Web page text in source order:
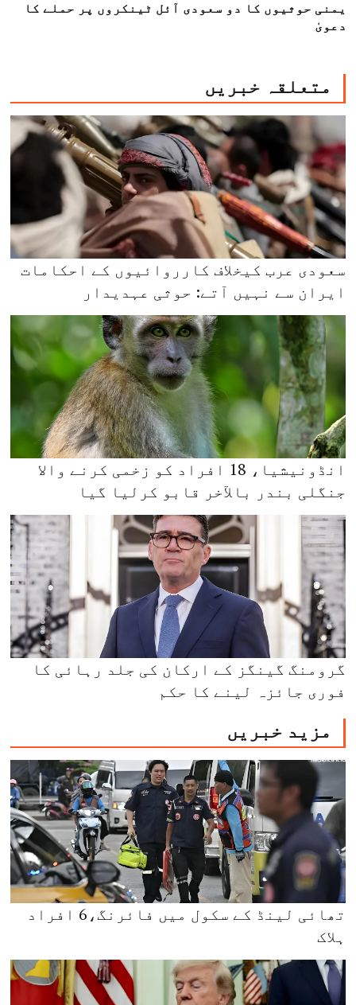
یمنی حوثیوں کا دو سعودی آئل ٹینکروں پر حملے کا
دعویٰ
متعلقہ خبریں
سعودی عرب کیخلاف کارروائیوں کے احکامات
ایران سے نہیں آتے: حوثی عہدیدار
انڈونیشیا، 18 افراد کو زخمی کرنے والا
جنگلی بندر بالآخر قابو کرلیا گیا
گرومنگ گینگز کے ارکان کی جلد رہائی کا
فوری جائزہ لینے کا حکم
مزید خبریں
تھائی لینڈ کے سکول میں فائرنگ،6 افراد
ہلاک